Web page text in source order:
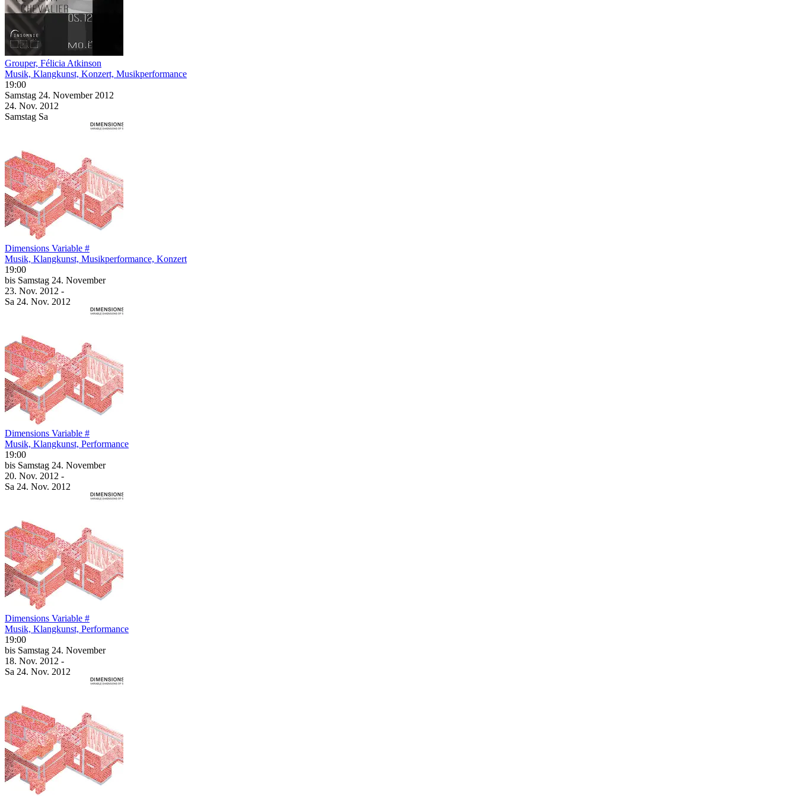
Grouper, Félicia Atkinson
Musik, Klangkunst, Konzert, Musikperformance
19:00
Samstag 24. November 2012
24. Nov. 2012
Samstag Sa
Dimensions Variable #
Musik, Klangkunst, Musikperformance, Konzert
19:00
bis Samstag 24. November
23. Nov. 2012 -
Sa 24. Nov. 2012
Dimensions Variable #
Musik, Klangkunst, Performance
19:00
bis Samstag 24. November
20. Nov. 2012 -
Sa 24. Nov. 2012
Dimensions Variable #
Musik, Klangkunst, Performance
19:00
bis Samstag 24. November
18. Nov. 2012 -
Sa 24. Nov. 2012